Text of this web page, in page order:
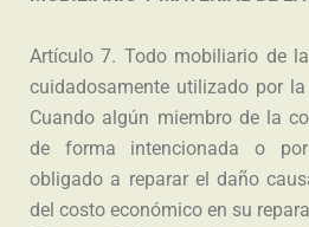
Artículo 7. Todo mobiliario de
cuidadosamente utilizado por
Cuando algún miembro de la
de forma intencionada o
obligado a reparar el daño
del costo económico en su